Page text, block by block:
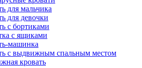
для мальчика
для девочки
с бортиками
с ящиками
машинка
с выдвижным спальным местом
кровать